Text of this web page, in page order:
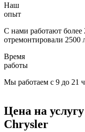
Наш
опыт
С нами работают
отремонтировали 2500
Время
работы
Мы работаем с 9 до 21
Цена на услугу
Chrysler